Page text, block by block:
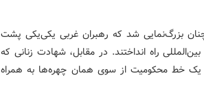
۱۴۰۱، مرگ مهسا امینی چنان بزرگ‌نمایی شد که رهبران غربی یکی‌یکی پشت
راه انداختند. در مقابل، شهادت زنانی که
خط محکومیت از سوی همان چهره‌ها به همراه